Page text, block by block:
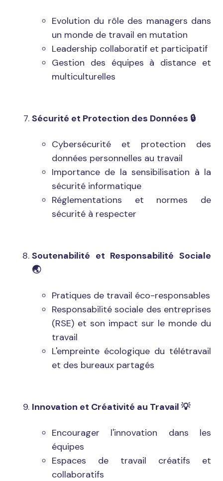
Evolution du rôle des managers dans
un monde de travail en mutation
Leadership collaboratif et participatif
Gestion des équipes à distance et
multiculturelles
Sécurité et Protection des Données 🔒
Cybersécurité et protection des
données personnelles au travail
Importance de la sensibilisation à la
sécurité informatique
Réglementations et normes de
sécurité à respecter
Soutenabilité et Responsabilité Sociale
🌏
Pratiques de travail éco-responsables
Responsabilité sociale des entreprises
(RSE) et son impact sur le monde du
travail
L'empreinte écologique du télétravail
et des bureaux partagés
Innovation et Créativité au Travail 💡
Encourager l'innovation dans les
équipes
Espaces de travail créatifs et
collaboratifs